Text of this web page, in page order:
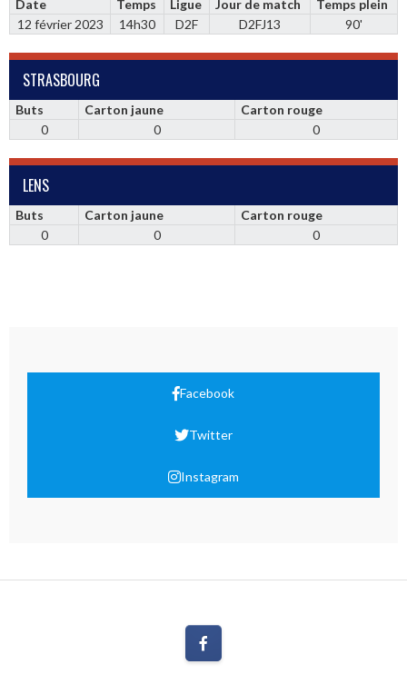
Date Temps Ligue Jour de match
Temps plein
12 février 2023
14h30 D2F D2FJ13 90'
STRASBOURG
Buts Carton jaune
Carton rouge
0
0 0
LENS
Buts Carton jaune
Carton rouge
0
0 0
Facebook
Twitter
Instagram